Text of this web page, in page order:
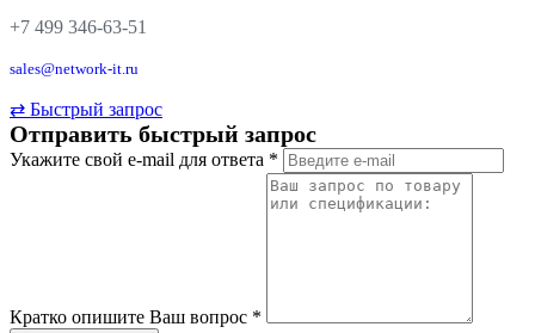
+7 499 346-63-51
sales@network-it.ru
⇄ Быстрый запрос
Отправить быстрый запрос
Укажите свой e-mail для ответа *
Кратко опишите Ваш вопрос *